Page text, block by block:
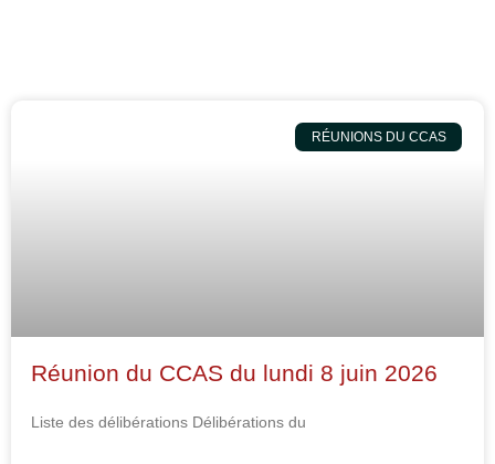
RÉUNIONS DU CCAS
Réunion du CCAS du lundi 8 juin 2026
Liste des délibérations Délibérations du